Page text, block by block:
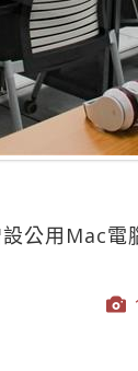
公用Mac電